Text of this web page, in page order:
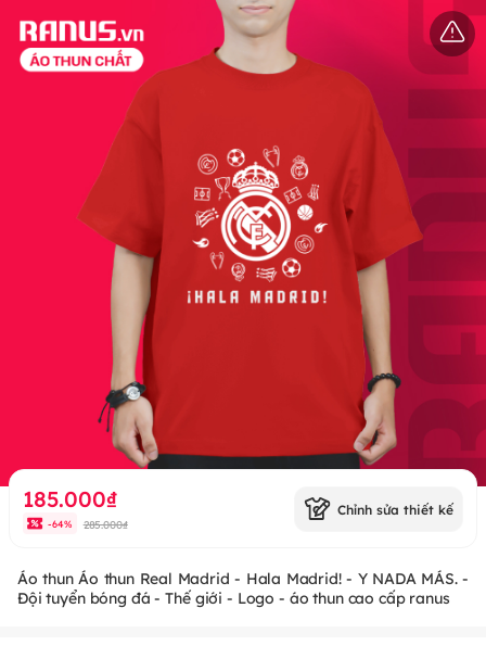
185.000₫
-64% 285.000₫
Chỉnh sửa thiết kế
Áo thun Áo thun Real Madrid - Hala Madrid! - Y NADA MÁS. -
Đội tuyển bóng đá - Thế giới - Logo - áo thun cao cấp ranus